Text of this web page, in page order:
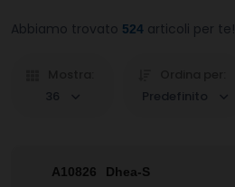
Abbiamo trovato 524 articoli per te!
36
Predefinito
A10826 Dhea-S